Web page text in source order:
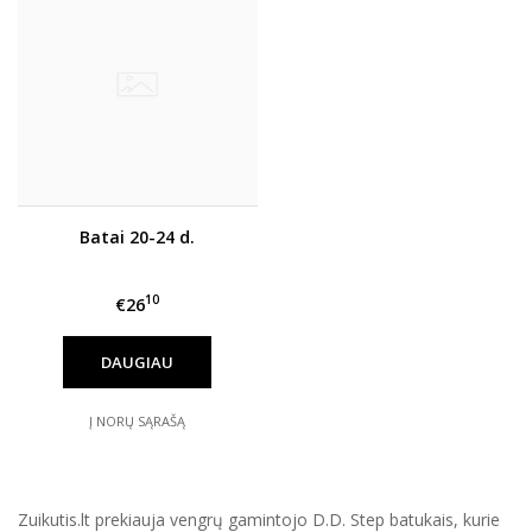
Batai 20-24 d.
€2610
DAUGIAU
Į NORŲ SĄRAŠĄ
Zuikutis.lt prekiauja vengrų gamintojo D.D. Step batukais, kurie